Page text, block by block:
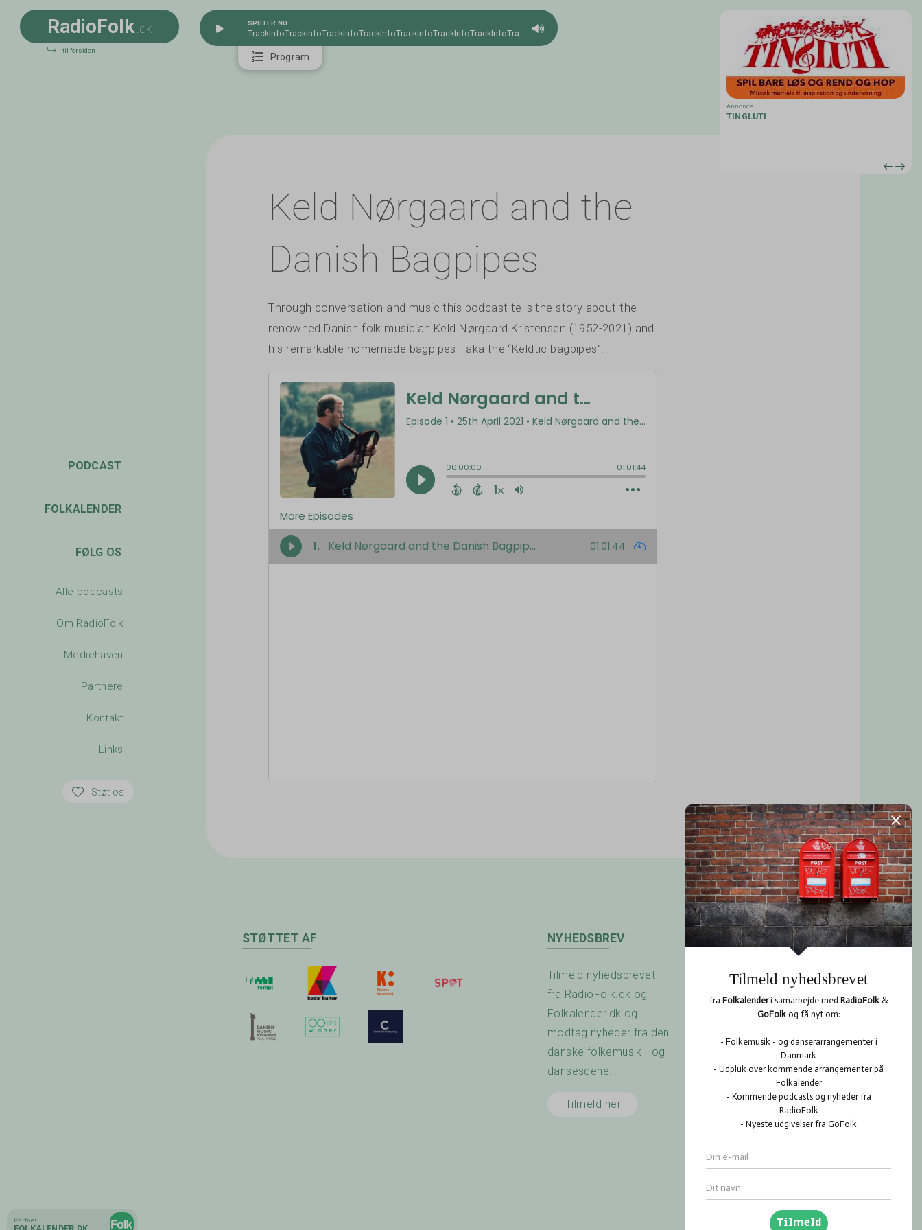
SPILLER NU:
TrackInfoTrackInfoTrackInfoTrackInfoTrackInfoTrackInfoTrackInfoTrackInfo
Program
Annonce
TINGLUTI
RadioFolk .dk
til forsiden
PODCAST
FOLKALENDER
FØLG OS
Alle podcasts
Om RadioFolk
Mediehaven
Partnere
Kontakt
Links
Støt os
Partner
Keld Nørgaard and the
Danish Bagpipes
Through conversation and music this podcast tells the story about the
renowned Danish folk musician Keld Nørgaard Kristensen (1952-2021) and
his remarkable homemade bagpipes - aka the “Keldtic bagpipes”.
STØTTET AF NYHEDSBREV
Tilmeld nyhedsbrevet
fra RadioFolk.dk og
Folkalender.dk og
modtag nyheder fra den
danske folkemusik - og
dansescene.
Tilmeld her
OPSLAGSTAVLEN
Har du arrangeret en
koncert? Savner du
nogen at spille med? Er
RadioFolk.dk's
Opslagstavle, og se
også hvad andre har
gang i på RadioFolk.dk's
Opslagstavlen